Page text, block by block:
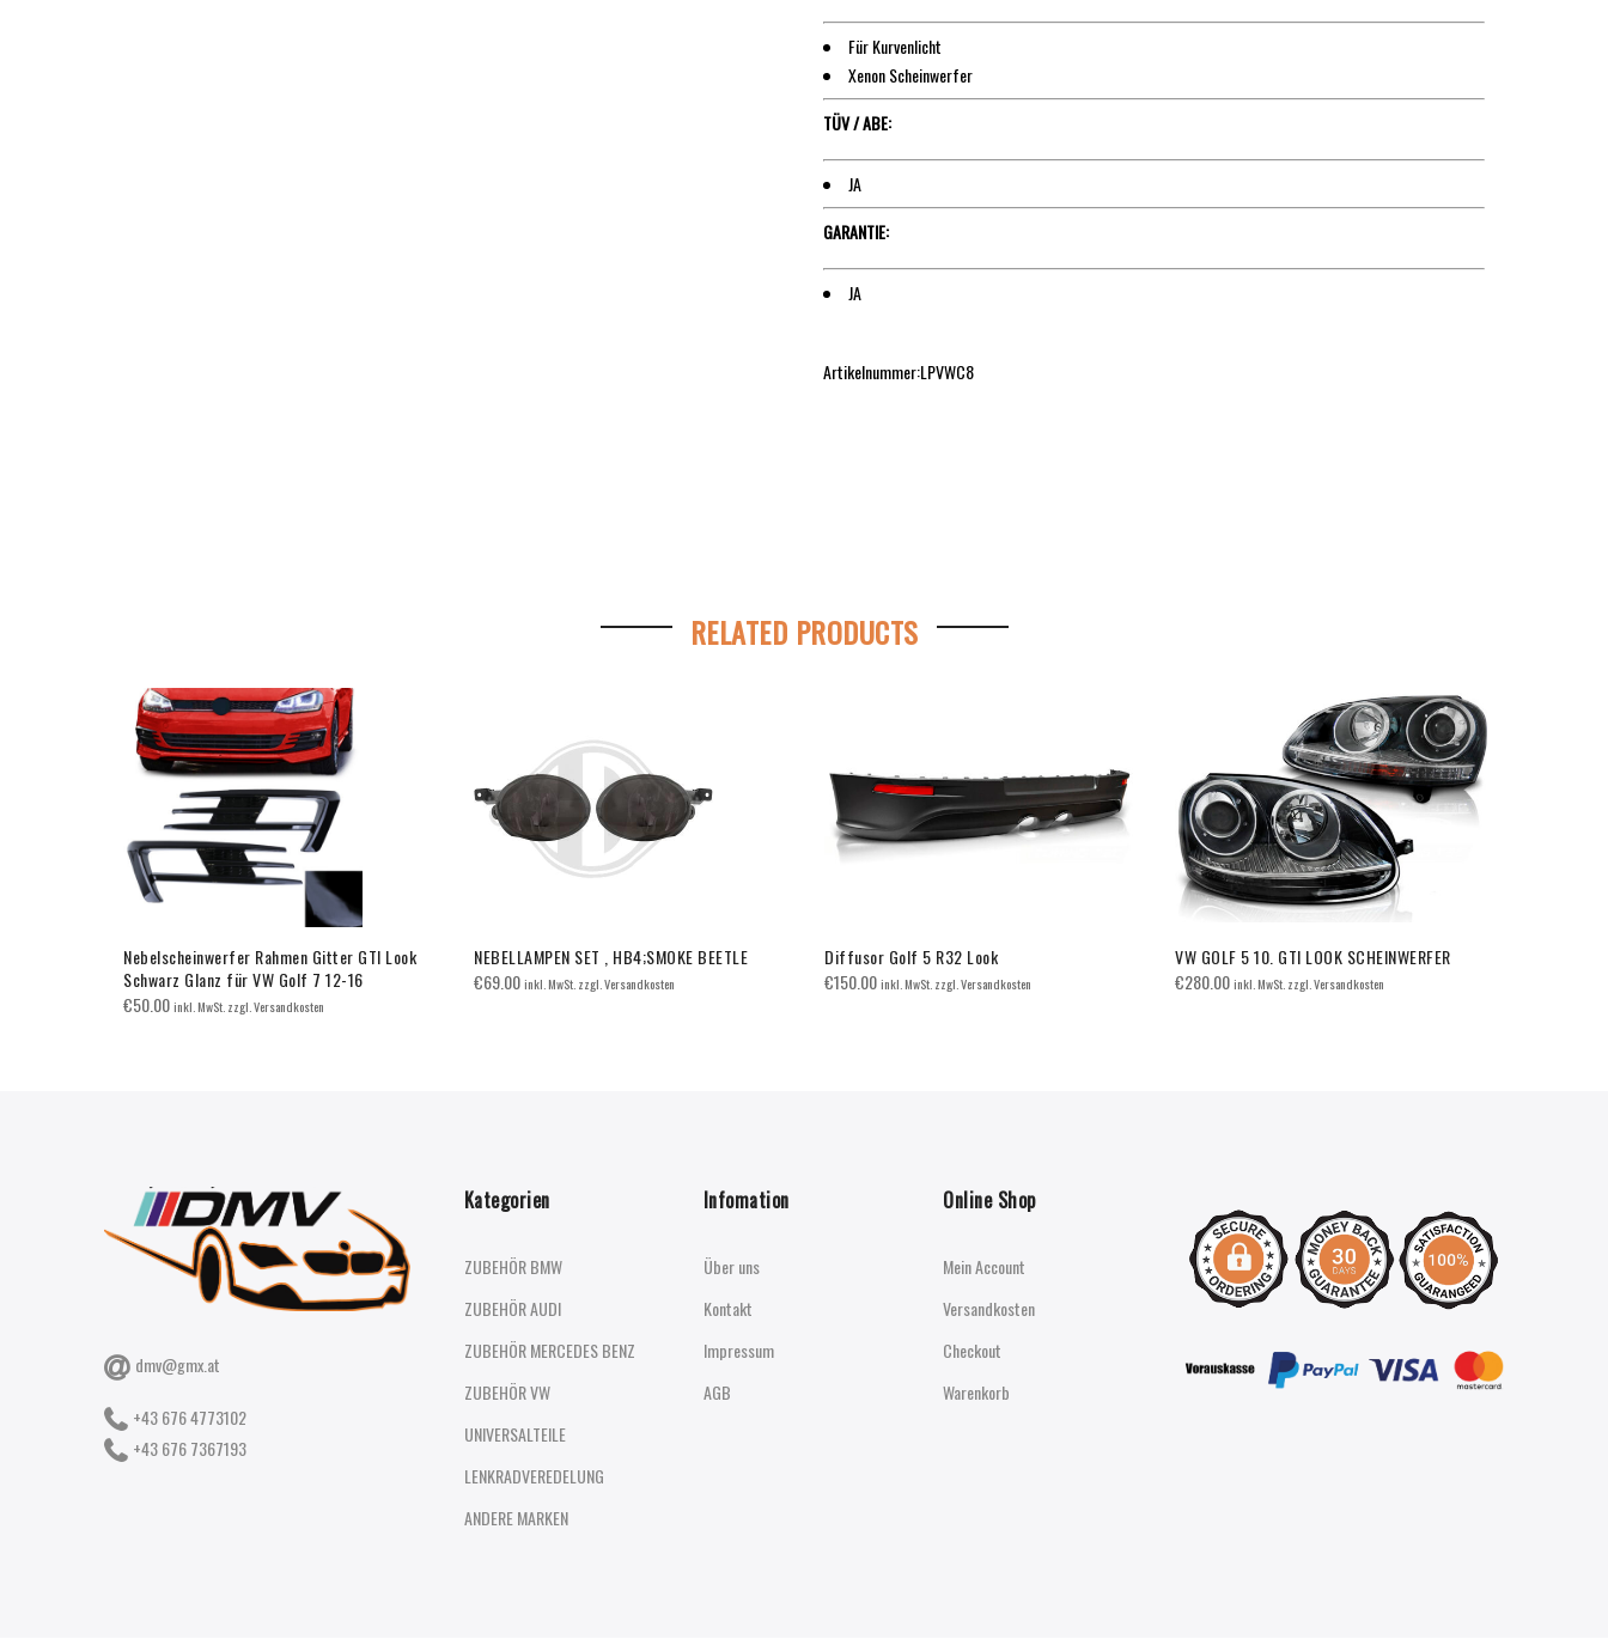
Für Kurvenlicht
Xenon Scheinwerfer
TÜV / ABE:
JA
GARANTIE:
JA
Artikelnummer:LPVWC8
RELATED PRODUCTS
Nebelscheinwerfer Rahmen Gitter GTI Look
Schwarz Glanz für VW Golf 7 12-16
€50.00inkl. MwSt. zzgl. Versandkosten
NEBELLAMPEN SET , HB4;SMOKE BEETLE
€69.00inkl. MwSt. zzgl. Versandkosten
Diffusor Golf 5 R32 Look
€150.00inkl. MwSt. zzgl. Versandkosten
VW GOLF 5 10. GTI LOOK SCHEINWERFER
€280.00inkl. MwSt. zzgl. Versandkosten
dmv@gmx.at
+43 676 4773102
+43 676 7367193
Kategorien
ZUBEHÖR BMW
ZUBEHÖR AUDI
ZUBEHÖR MERCEDES BENZ
ZUBEHÖR VW
UNIVERSALTEILE
LENKRADVEREDELUNG
ANDERE MARKEN
Infomation
Über uns
Kontakt
Impressum
AGB
Online Shop
Mein Account
Versandkosten
Checkout
Warenkorb